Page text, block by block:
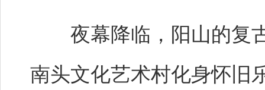
夜幕降临，阳山的复古
南头文化艺术村化身怀旧